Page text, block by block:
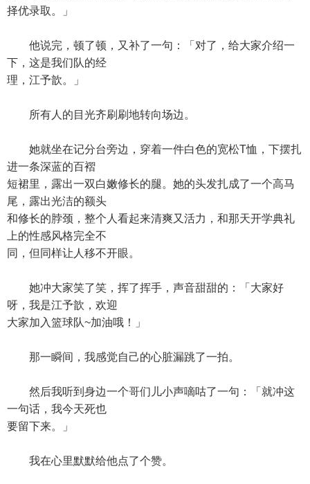
择优录取。」
他说完，顿了顿，又补了一句：「对了，给大家介绍一
下，这是我们队的经
理，江予歆。」
所有人的目光齐刷刷地转向场边。
她就坐在记分台旁边，穿着一件白色的宽松T恤，下摆扎
进一条深蓝的百褶
短裙里，露出一双白嫩修长的腿。她的头发扎成了一个高马
尾，露出光洁的额头
和修长的脖颈，整个人看起来清爽又活力，和那天开学典礼
上的性感风格完全不
同，但同样让人移不开眼。
她冲大家笑了笑，挥了挥手，声音甜甜的：「大家好
呀，我是江予歆，欢迎
大家加入篮球队~加油哦！」
那一瞬间，我感觉自己的心脏漏跳了一拍。
然后我听到身边一个哥们儿小声嘀咕了一句：「就冲这
一句话，我今天死也
要留下来。」
我在心里默默给他点了个赞。